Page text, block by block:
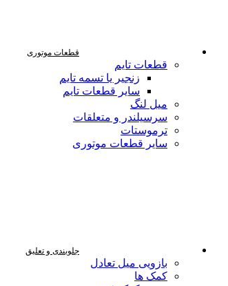
قطعات موتوری
قطعات تایم
زنجیر یا تسمه تایم
سایر قطعات تایم
میل لنگ
سرسیلندر و متعلقات
ترموستات
سایر قطعات موتوری
جلوبندی و تعلیق
بازویی میل تعادل
کمک ها